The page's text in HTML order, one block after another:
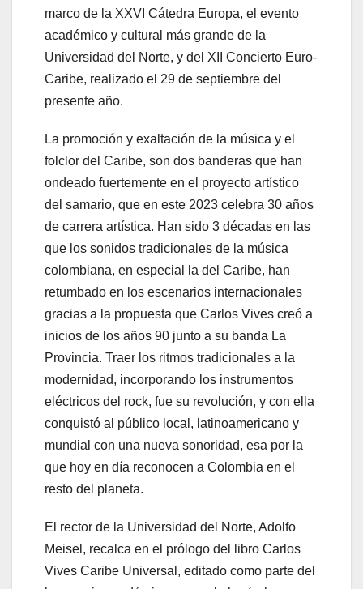
marco de la XXVI Cátedra Europa, el evento
académico y cultural más grande de la
Universidad del Norte, y del XII Concierto Euro-
Caribe, realizado el 29 de septiembre del
presente año.
La promoción y exaltación de la música y el
folclor del Caribe, son dos banderas que han
ondeado fuertemente en el proyecto artístico
del samario, que en este 2023 celebra 30 años
de carrera artística. Han sido 3 décadas en las
que los sonidos tradicionales de la música
colombiana, en especial la del Caribe, han
retumbado en los escenarios internacionales
gracias a la propuesta que Carlos Vives creó a
inicios de los años 90 junto a su banda La
Provincia. Traer los ritmos tradicionales a la
modernidad, incorporando los instrumentos
eléctricos del rock, fue su revolución, y con ella
conquistó al público local, latinoamericano y
mundial con una nueva sonoridad, esa por la
que hoy en día reconocen a Colombia en el
resto del planeta.
El rector de la Universidad del Norte, Adolfo
Meisel, recalca en el prólogo del libro Carlos
Vives Caribe Universal, editado como parte del